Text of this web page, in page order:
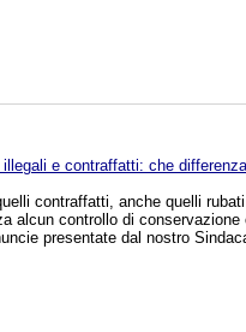
illegali e contraffatti: che
contraffatti, anche quelli
alcun controllo di
presentate dal nostro